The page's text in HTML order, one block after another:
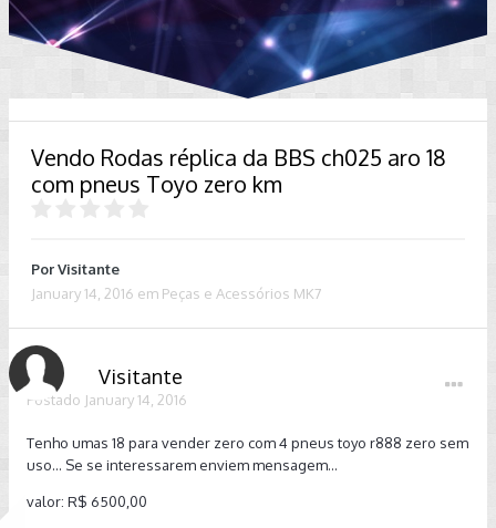
Vendo Rodas réplica da BBS ch025 aro 18
com pneus Toyo zero km
Por Visitante
January 14, 2016 em Peças e Acessórios MK7
Visitante
Postado January 14, 2016
Tenho umas 18 para vender zero com 4 pneus toyo r888 zero sem
uso... Se se interessarem enviem mensagem...
valor: R$ 6500,00